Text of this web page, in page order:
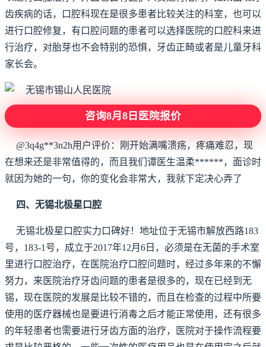
齿疾病的话，口腔科现在是很多患者比较关注的科室，也可以
进行口腔修复，有口腔问题的患者可以选择医院的口腔科来进
行治疗，对胎芽也不会特别的恐惧，牙齿正畸或者是儿童牙科
家长会。
咨询8月8日医院报价
@3q4g**3n2h用户评价：刚开始满嘴溃疡，疼痛难忍，现
在想来还是非常值得的，而且我们谭医生温柔******，面诊时
就因为她的一句，你的变化会非常大，我就下定决心弄了
四、无锡北极星口腔
无锡北极星口腔实力口碑好！地址位于无锡市解放西路183
号，183-1号，成立于2017年12月6日，必须是在无菌的手术室
里进行口腔治疗，在医院治疗口腔问题时，经过多年来的不懈
努力，来医院治疗牙齿问题的患者是很多的，现在已经到无
锡，现在医院的发展是比较不错的，而且在检查的过程中所要
使用的医疗器械也是要进行消毒之后才能正常使用，还有很多
的年轻患者也需要进行牙齿方面的治疗，医院对于操作流程要